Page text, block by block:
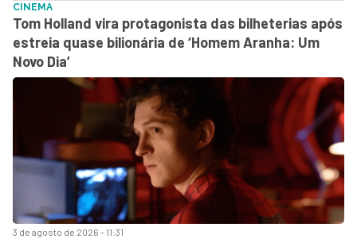
3 de agosto de 2026 - 11:31
CINEMA
Tom Holland vira protagonista das bilheterias após
estreia quase bilionária de ‘Homem Aranha: Um
Novo Dia’